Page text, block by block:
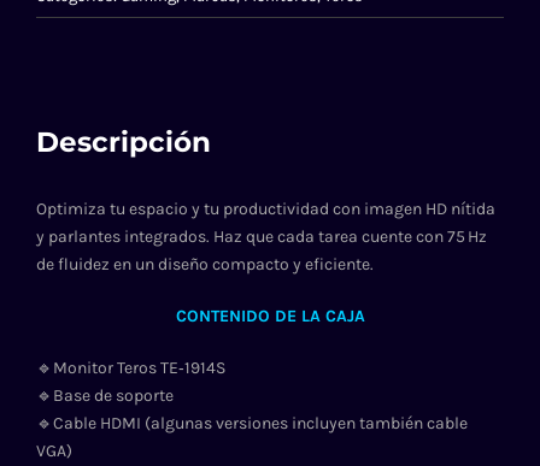
Descripción
Optimiza tu espacio y tu productividad con imagen HD nítida
y parlantes integrados. Haz que cada tarea cuente con 75 Hz
de fluidez en un diseño compacto y eficiente.
CONTENIDO DE LA CAJA
🔹Monitor Teros TE‑1914S
🔹Base de soporte
🔹Cable HDMI (algunas versiones incluyen también cable
VGA)